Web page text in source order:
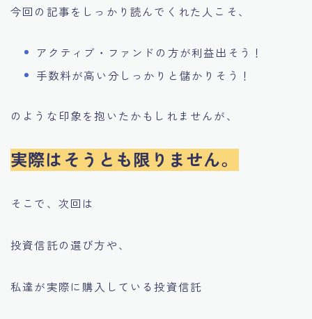
今回の記事をしっかり読んでくれた人こそ、
アクティブ・ファンドの方が利益出そう！
手数料が高い分しっかりと儲かりそう！
のような印象を抱いたかもしれませんが、
実際はそうとも限りません。
そこで、次回は
投資信託の選び方や、
私達が実際に購入している投資信託